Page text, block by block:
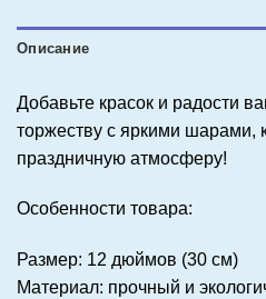
Описание
Добавьте красок и радости
торжеству с яркими шарами,
праздничную атмосферу!
Особенности товара:
Размер: 12 дюймов (30 см)
Материал: прочный и